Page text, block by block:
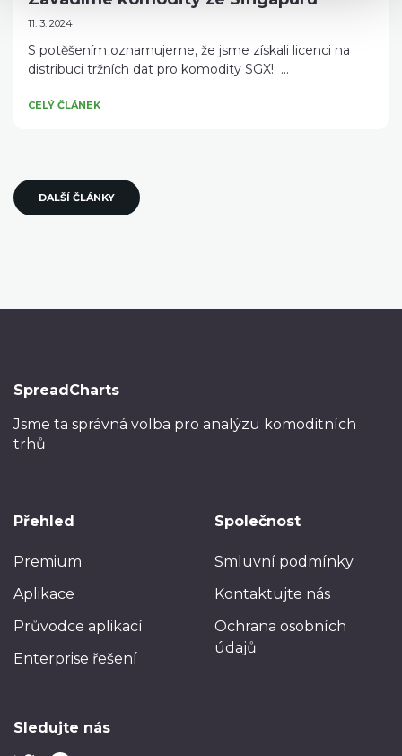
11. 3. 2024
S potěšením oznamujeme, že jsme získali licenci na
distribuci tržních dat pro komodity SGX! ...
CELÝ ČLÁNEK
DALŠÍ ČLÁNKY
SpreadCharts
Jsme ta správná volba pro analýzu komoditních
trhů
Přehled
Premium
Aplikace
Průvodce aplikací
Enterprise řešení
Společnost
Smluvní podmínky
Kontaktujte nás
Ochrana osobních
údajů
Sledujte nás